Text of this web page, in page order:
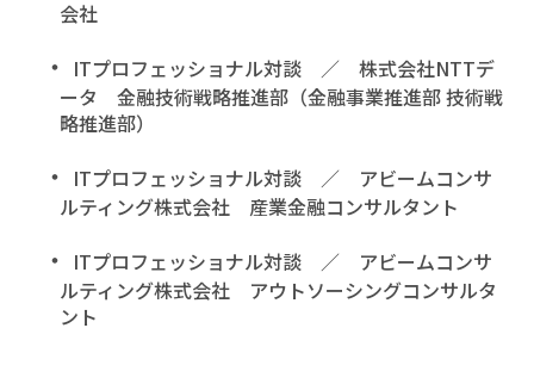
会社
ITプロフェッショナル対談 ／ 株式会社NTTデ
ータ 金融技術戦略推進部（金融事業推進部 技術戦
略推進部）
ITプロフェッショナル対談 ／ アビームコンサ
ルティング株式会社 産業金融コンサルタント
ITプロフェッショナル対談 ／ アビームコンサ
ルティング株式会社 アウトソーシングコンサルタ
ント